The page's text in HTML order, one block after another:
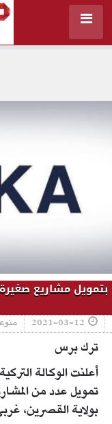
بتمويل مشاريع
2021-03-12
ترك برس
أعلنت الوكالة
تمويل عدد من
بولاية القصرين،